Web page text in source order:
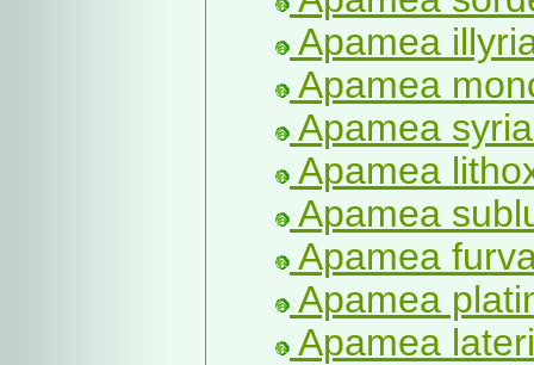
Apamea
Apamea
Apamea
Apamea
Apamea
Apamea
Apamea
Apamea